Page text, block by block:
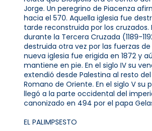
Jorge. Un peregrino de Piacenza
hacia el 570. Aquella iglesia fue
tarde reconstruida por los cruzados.
durante la Tercera Cruzada (1189-
destruida otra vez por las fuerzas de
nueva iglesia fue erigida en 1872 y
mantiene en pie. En el siglo IV su
extendió desde Palestina al resto
Romano de Oriente. En el siglo V su
llegó a la parte occidental del
canonizado en 494 por el papa
EL PALIMPSESTO